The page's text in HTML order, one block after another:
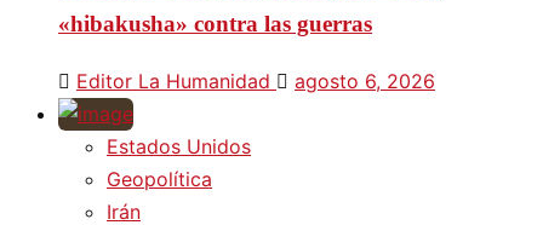
«hibakusha» contra las guerras
Editor La Humanidad agosto 6, 2026
Estados Unidos
Geopolítica
Irán